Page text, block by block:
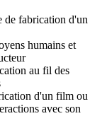
de fabrication d'un
humains et
au fil des
d'un film ou
avec son